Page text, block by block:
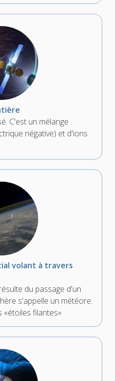
C'est un mélange
négative) et d'ions
volant à travers
du passage d'un
s'appelle un météore.
«étoiles filantes»